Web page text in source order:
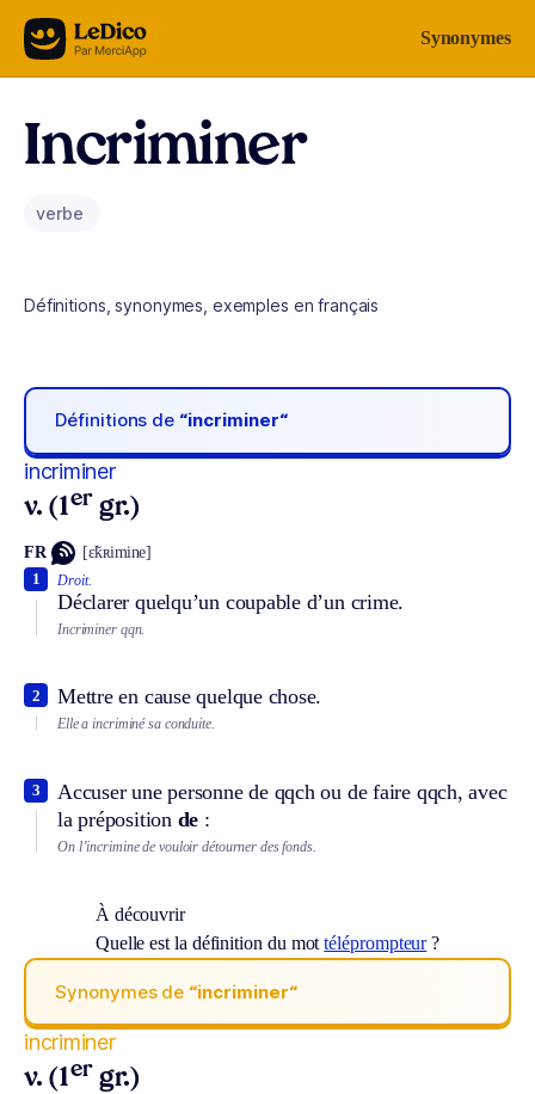
Aller au contenu Synonymes
Incriminer
verbe
Définitions, synonymes, exemples en français
Définitions de “incriminer“
incriminer
v. (1er gr.)
FR [ɛ̃kʀimine]
Droit.
Déclarer quelqu’un coupable d’un crime.
1
Incriminer qqn.
Mettre en cause quelque chose.
2
Elle a incriminé sa conduite.
Accuser une personne de qqch ou de faire qqch, avec
la préposition de :
3
On l’incrimine de vouloir détourner des fonds.
À découvrir
Quelle est la définition du mottéléprompteur?
Synonymes de “incriminer“
incriminer
v. (1er gr.)